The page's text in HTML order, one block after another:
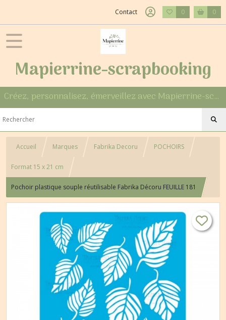
Contact 0 0
Mapierrine-scrapbooking
Créez, personnalisez, émerveillez avec Mapierrine-scrapbooking
Accueil Marques Fabrika Decoru POCHOIRS
Format 15 x 21 cm
Pochoir plastique souple réutilisable Fabrika Décoru FEUILLE 181